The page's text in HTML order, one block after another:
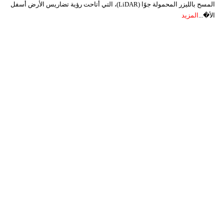
المسح بالليزر المحمولة جوًا (LiDAR)، التي أتاحت رؤية تضاريس الأرض أسفل
الأ�... المزيد